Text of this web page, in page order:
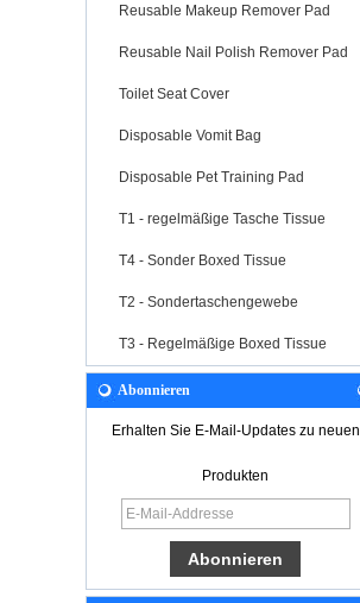
Reusable Makeup Remover Pad
Reusable Nail Polish Remover Pad
Toilet Seat Cover
Disposable Vomit Bag
Disposable Pet Training Pad
T1 - regelmäßige Tasche Tissue
T4 - Sonder Boxed Tissue
T2 - Sondertaschengewebe
T3 - Regelmäßige Boxed Tissue
Abonnieren
Erhalten Sie E-Mail-Updates zu neuen
Produkten